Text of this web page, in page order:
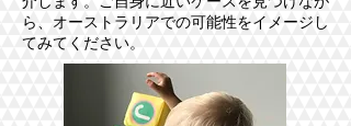
ら、オーストラリアでの可能性をイメージし
てみてください。